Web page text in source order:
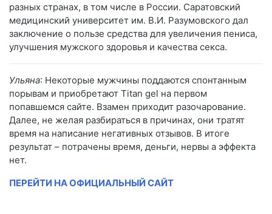
разных странах, в том числе в России. Саратовский
медицинский университет им. В.И. Разумовского дал
заключение о пользе средства для увеличения пениса,
улучшения мужского здоровья и качества секса.
Ульяна: Некоторые мужчины поддаются спонтанным
порывам и приобретают Titan gel на первом
попавшемся сайте. Взамен приходит разочарование.
Далее, не желая разбираться в причинах, они тратят
время на написание негативных отзывов. В итоге
результат – потрачены время, деньги, нервы а эффекта
нет.
ПЕРЕЙТИ НА ОФИЦИАЛЬНЫЙ САЙТ